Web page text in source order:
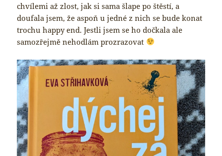
chvílemi až zlost, jak si sama šlape po štěstí, a
doufala jsem, že aspoň u jedné z nich se bude konat
trochu happy end. Jestli jsem se ho dočkala ale
samozřejmě nehodlám prozrazovat